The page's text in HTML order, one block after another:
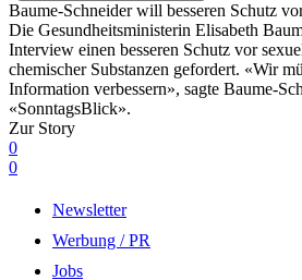
Baume-Schneider will besseren Schutz
Die Gesundheitsministerin Elisabeth
Interview einen besseren Schutz vor
chemischer Substanzen gefordert. «Wir
Information verbessern», sagte Baume-
«SonntagsBlick».
Zur Story
0
0
Newsletter
Werbung / PR
Jobs